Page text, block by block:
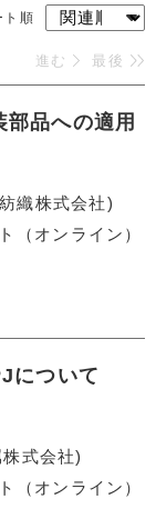
ト順
進む 最後
品への適用
ヨタ紡織株式会社)
（オンライン）
について
金属株式会社)
（オンライン）